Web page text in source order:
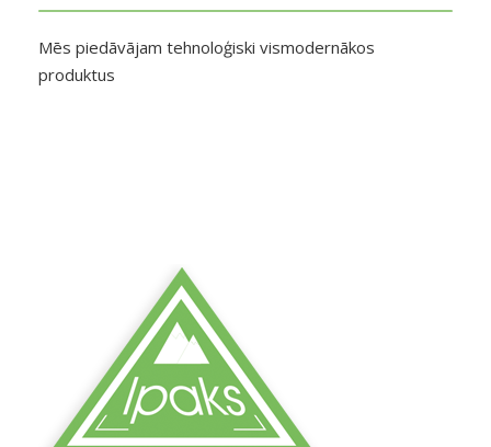
Mēs piedāvājam tehnoloģiski vismodernākos
produktus